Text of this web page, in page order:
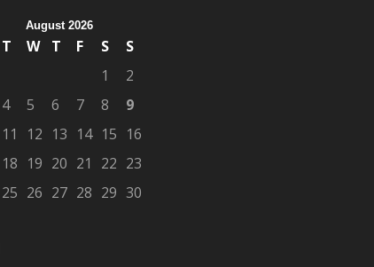
August 2026
T W T F S
S
1
2
4 5 6 7 8
9
11 12 13 14 15 16
18 19 20 21 22 23
25 26 27 28 29 30